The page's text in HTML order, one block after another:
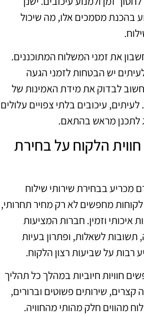
בהכנת מסמכים אלו, מה שיכול
את זמני המשלוח המתוכננים.
יש הבטחות לזמני הגעה
לבדוק את מידת האמינות של
עיכובים בלתי צפויים עלולים
לתכנן מראש בהתאם.
הלקוח על בחירת
מכריע בבחירת שירותי שילוח
מחפשים לא רק מחיר תחרותי,
איכותי וזמין. חברות המציעות
תשובות לשאלות, ופתרון בעיות
רבות על שביעות רצון הלקוח.
חוויות חיוביות במהלך כל תהליך
קצרים, שירותים פשוטים וברורים,
מהווים חלק מהותי מהחוויה.